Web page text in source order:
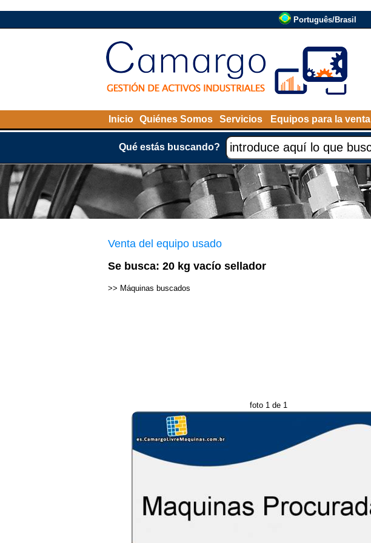
Português/Brasil
Inicio Quiénes Somos Servicios Equipos para la venta
Qué estás buscando?
Venta del equipo usado
Se busca: 20 kg vacío sellador
>> Máquinas buscados
foto 1 de 1